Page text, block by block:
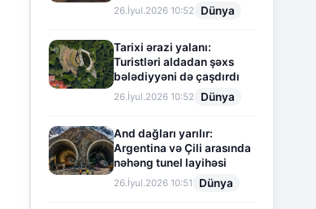
26.İyul.2026 10:52 Dünya
Tarixi ərazi yalanı:
Turistləri aldadan şəxs
bələdiyyəni də çaşdırdı
26.İyul.2026 10:52 Dünya
And dağları yarılır:
Argentina və Çili arasında
nəhəng tunel layihəsi
26.İyul.2026 10:51 Dünya